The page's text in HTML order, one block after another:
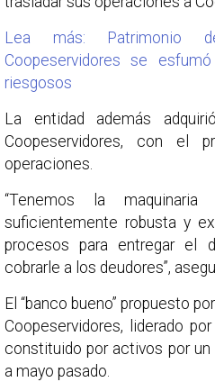
Lea más: Patrimonio
Coopeservidores se
riesgosos
La entidad además
Coopeservidores, con el
operaciones.
“Tenemos la
suficientemente robusta y
procesos para entregar el
cobrarle a los deudores”,
El “banco bueno” propuesto
Coopeservidores, liderado
constituido por activos por
a mayo pasado.